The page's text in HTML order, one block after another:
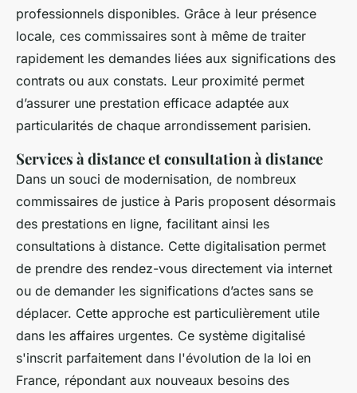
professionnels disponibles. Grâce à leur présence
locale, ces commissaires sont à même de traiter
rapidement les demandes liées aux significations des
contrats ou aux constats. Leur proximité permet
d’assurer une prestation efficace adaptée aux
particularités de chaque arrondissement parisien.
Services à distance et consultation à distance
Dans un souci de modernisation, de nombreux
commissaires de justice à Paris proposent désormais
des prestations en ligne, facilitant ainsi les
consultations à distance. Cette digitalisation permet
de prendre des rendez-vous directement via internet
ou de demander les significations d’actes sans se
déplacer. Cette approche est particulièrement utile
dans les affaires urgentes. Ce système digitalisé
s'inscrit parfaitement dans l'évolution de la loi en
France, répondant aux nouveaux besoins des